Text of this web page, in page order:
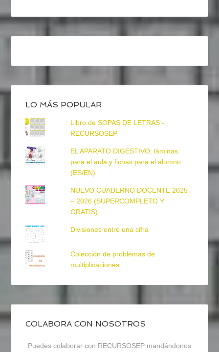
LO MÁS POPULAR
Libro de SOPAS DE LETRAS -
RECURSOSEP
EL APARATO DIGESTIVO: láminas
para el aula y fichas para el alumno
(ES/EN)
NUEVO CUADERNO DOCENTE 2025
– 2026 (SUPERCOMPLETO Y
GRATIS)
Divisiones entre una cifra
Colección de problemas de
multiplicaciones
COLABORA CON NOSOTROS
Puedes colaborar con RECURSOSEP mandándonos